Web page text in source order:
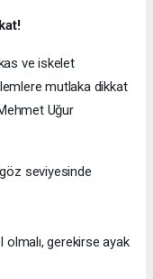
ve iskelet
mutlaka dikkat
Uğur
seviyesinde
olmalı, gerekirse ayak